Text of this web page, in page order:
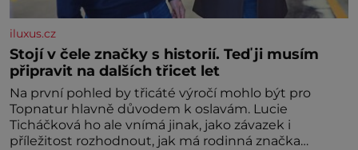
iluxus.cz
Stojí v čele značky s historií. Teď ji musím
připravit na dalších třicet let
Na první pohled by třicáté výročí mohlo být pro
Topnatur hlavně důvodem k oslavám. Lucie
Ticháčková ho ale vnímá jinak, jako závazek i
příležitost rozhodnout, jak má rodinná značka